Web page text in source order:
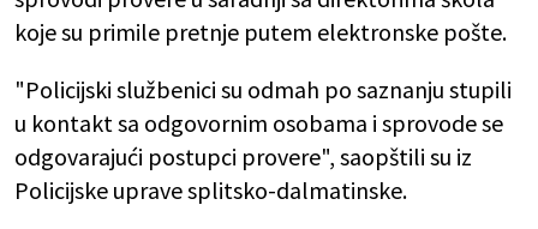
koje su primile pretnje putem elektronske pošte.
"Policijski službenici su odmah po saznanju stupili
u kontakt sa odgovornim osobama i sprovode se
odgovarajući postupci provere", saopštili su iz
Policijske uprave splitsko-dalmatinske.